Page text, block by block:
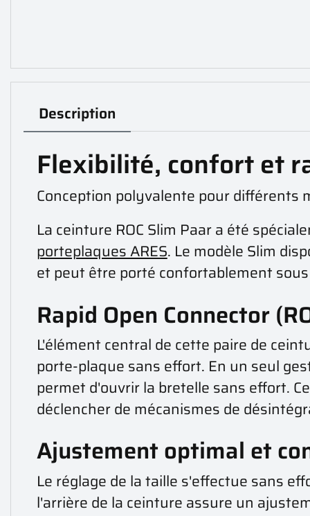
Description
Flexibilité, confort et
Conception polyvalente pour différents
La ceinture ROC Slim Paar a été
porteplaques ARES. Le modèle Slim
et peut être porté confortablement
Rapid Open Connector
L'élément central de cette paire de
porte-plaque sans effort. En un seul
permet d'ouvrir la bretelle sans effort.
déclencher de mécanismes de
Ajustement optimal et
Le réglage de la taille s'effectue sans
l'arrière de la ceinture assure un